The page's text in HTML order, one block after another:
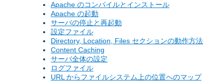
Apache のコンパイルとインストール
Apache の起動
サーバの停止と再起動
設定ファイル
Directory, Location, Files セクションの動作方法
Content Caching
サーバ全体の設定
ログファイル
URL からファイルシステム上の位置へのマップ